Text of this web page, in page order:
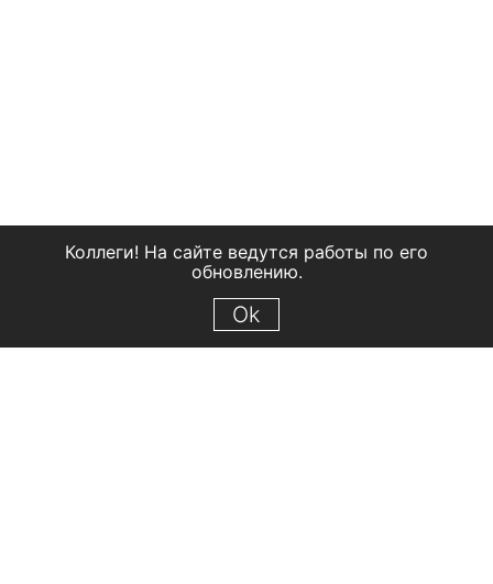
Коллеги! На сайте ведутся работы по его
обновлению.
Ok